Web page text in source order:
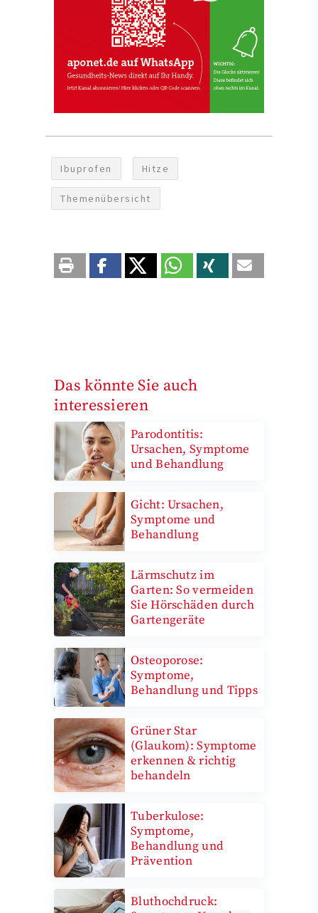
Ibuprofen Hitze
Themenübersicht
Das könnte Sie auch
interessieren
Parodontitis:
Ursachen, Symptome
und Behandlung
Gicht: Ursachen,
Symptome und
Behandlung
Lärmschutz im
Garten: So vermeiden
Sie Hörschäden durch
Gartengeräte
Osteoporose:
Symptome,
Behandlung und Tipps
Grüner Star
(Glaukom): Symptome
erkennen & richtig
behandeln
Tuberkulose:
Symptome,
Behandlung und
Prävention
Bluthochdruck: